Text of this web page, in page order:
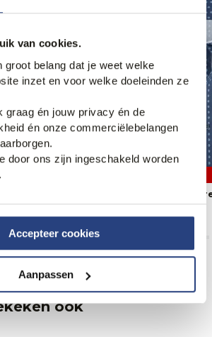
van cookies.
groot belang dat je weet welke
inzet en voor welke doeleinden ze
graag én jouw privacy én de
én onze commerciëlebelangen
door ons zijn ingeschakeld worden
Accepteer cookies
Aanpassen
The BLUEPRINT
LM
79,95
23,95
ook